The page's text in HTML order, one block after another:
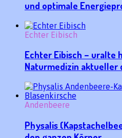
und optimale
Echter Eibisch
Echter Eibisch – uralte
Naturmedizin aktueller
Andenbeere
Physalis